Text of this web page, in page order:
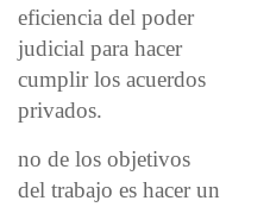
eficiencia del poder
judicial para hacer
cumplir los acuerdos
privados.
no de los objetivos
del trabajo es hacer un